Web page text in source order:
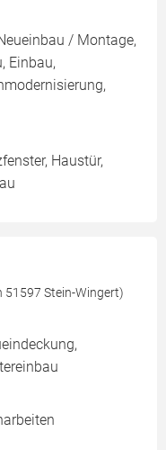
/ Montage,
Einbau,
Haustür,
51597 Stein-Wingert)